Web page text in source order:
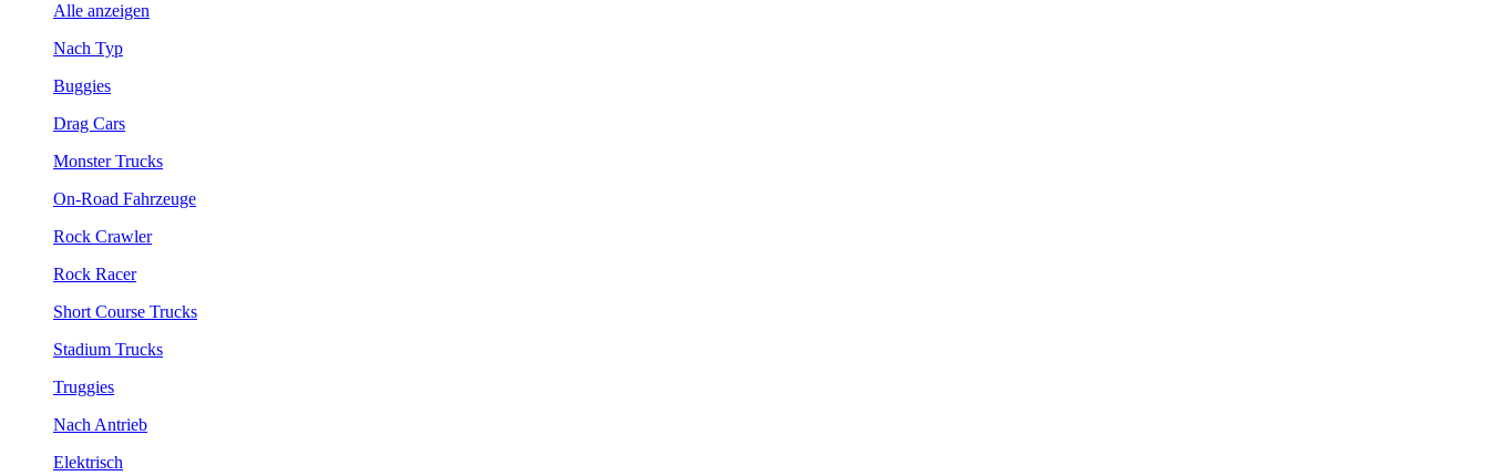
Alle anzeigen
Nach Typ
Buggies
Drag Cars
Monster Trucks
On-Road Fahrzeuge
Rock Crawler
Rock Racer
Short Course Trucks
Stadium Trucks
Truggies
Nach Antrieb
Elektrisch